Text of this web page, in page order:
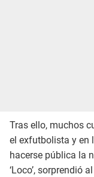
Tras ello, muchos
el exfutbolista y en
hacerse pública la
‘Loco’, sorprendió